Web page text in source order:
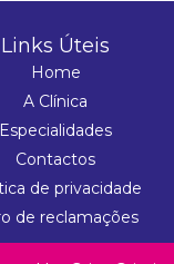
Links Úteis
Home
A Clínica
Especialidades
Contactos
de privacidade
de reclamações